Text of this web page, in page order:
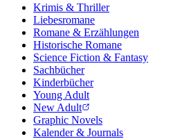
Krimis & Thriller
Liebesromane
Romane & Erzählungen
Historische Romane
Science Fiction & Fantasy
Sachbücher
Kinderbücher
Young Adult
New Adult
Graphic Novels
Kalender & Journals